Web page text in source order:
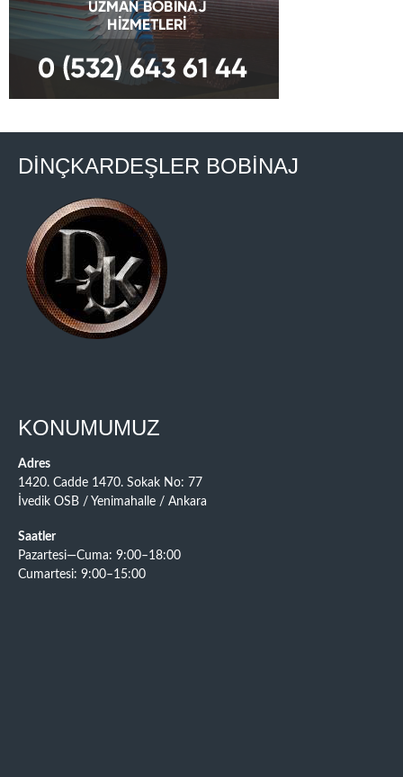
DİNÇKARDEŞLER BOBİNAJ
KONUMUMUZ
Adres
1420. Cadde 1470. Sokak No: 77
İvedik OSB / Yenimahalle / Ankara
Saatler
Pazartesi—Cuma: 9:00–18:00
Cumartesi: 9:00–15:00